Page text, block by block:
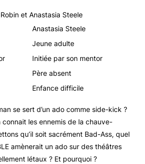
et Anastasia Steele
Anastasia Steele
Jeune adulte
Initiée par son mentor
Père absent
Enfance difficile
se sert d’un ado comme side-kick ?
connait les ennemis de la chauve-
qu’il soit sacrément Bad-Ass, quel
amènerait un ado sur des théâtres
létaux ? Et pourquoi ?